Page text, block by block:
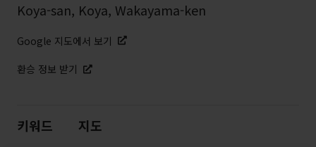
Koya-san, Koya, Wakayama-ken
Google 지도에서 보기
환승 정보 받기
키워드 지도